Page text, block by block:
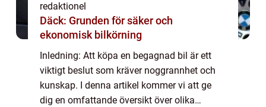
redaktionel
Däck: Grunden för säker och
ekonomisk bilkörning
Inledning: Att köpa en begagnad bil är ett
viktigt beslut som kräver noggrannhet och
kunskap. I denna artikel kommer vi att ge
dig en omfattande översikt över olika